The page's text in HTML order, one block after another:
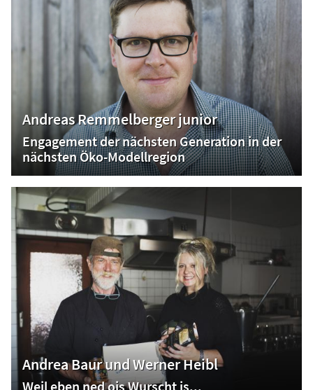
Andreas Remmelberger junior
Engagement der nächsten Generation in der
nächsten Öko-Modellregion
Andrea Baur und Werner Heibl
Weil eben ned ois Wurscht is...